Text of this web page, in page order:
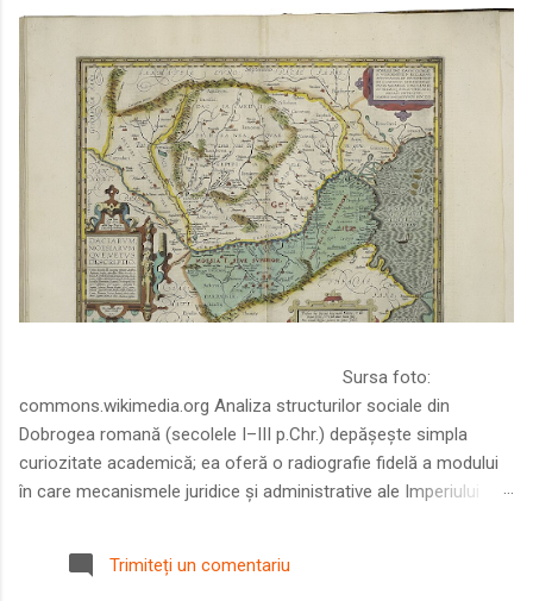
Sursa foto:
commons.wikimedia.org Analiza structurilor sociale din
Dobrogea romană (secolele I–III p.Chr.) depășește simpla
curiozitate academică; ea oferă o radiografie fidelă a modului
în care mecanismele juridice și administrative ale Imperiului
Într-o epocă în care prosperitatea excepțională a lumii romane
era susținută de o mobilitate socială dinamică și de o libertate
Trimiteți un comentariu